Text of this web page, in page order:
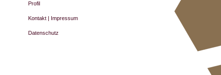
Profil
Kontakt | Impressum
Datenschutz